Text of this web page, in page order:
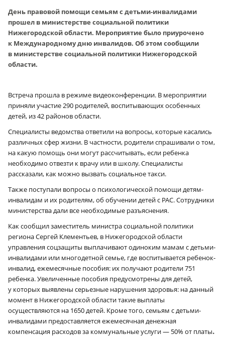
День правовой помощи семьям с детьми-инвалидами
прошел в министерстве социальной политики
Нижегородской области. Мероприятие было приурочено
к Международному дню инвалидов. Об этом сообщили
в министерстве социальной политики Нижегородской
области.
Встреча прошла в режиме видеоконференции. В мероприятии
приняли участие 290 родителей, воспитывающих особенных
детей, из 42 районов области.
Специалисты ведомства ответили на вопросы, которые касались
различных сфер жизни. В частности, родители спрашивали о том,
на какую помощь они могут рассчитывать, если ребенка
необходимо отвезти к врачу или в школу. Специалисты
рассказали, как можно вызвать социальное такси.
Также поступали вопросы о психологической помощи детям-
инвалидам и их родителям, об обучении детей с РАС. Сотрудники
министерства дали все необходимые разъяснения.
Как сообщил заместитель министра социальной политики
региона Сергей Клементьев, в Нижегородской области
управления соцзащиты выплачивают одиноким мамам с детьми-
инвалидами или многодетной семье, где воспитывается ребенок-
инвалид, ежемесячные пособия: их получают родители 751
ребенка. Увеличенные пособия предусмотрены для детей,
у которых выявлены серьезные нарушения здоровья: на данный
момент в Нижегородской области такие выплаты
осуществляются на 1650 детей. Кроме того, семьям с детьми-
инвалидами предоставляется ежемесячная денежная
компенсация расходов за коммунальные услуги — 50% от платы.